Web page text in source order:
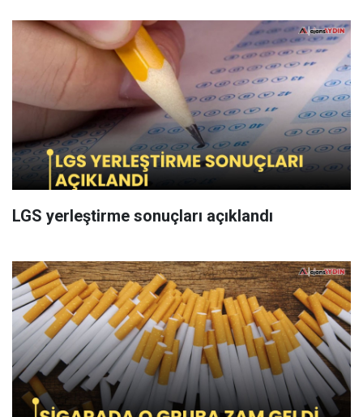
LGS yerleştirme sonuçları açıklandı